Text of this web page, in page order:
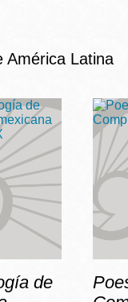
América Latina
de